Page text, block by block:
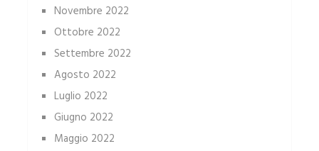
Novembre 2022
Ottobre 2022
Settembre 2022
Agosto 2022
Luglio 2022
Giugno 2022
Maggio 2022